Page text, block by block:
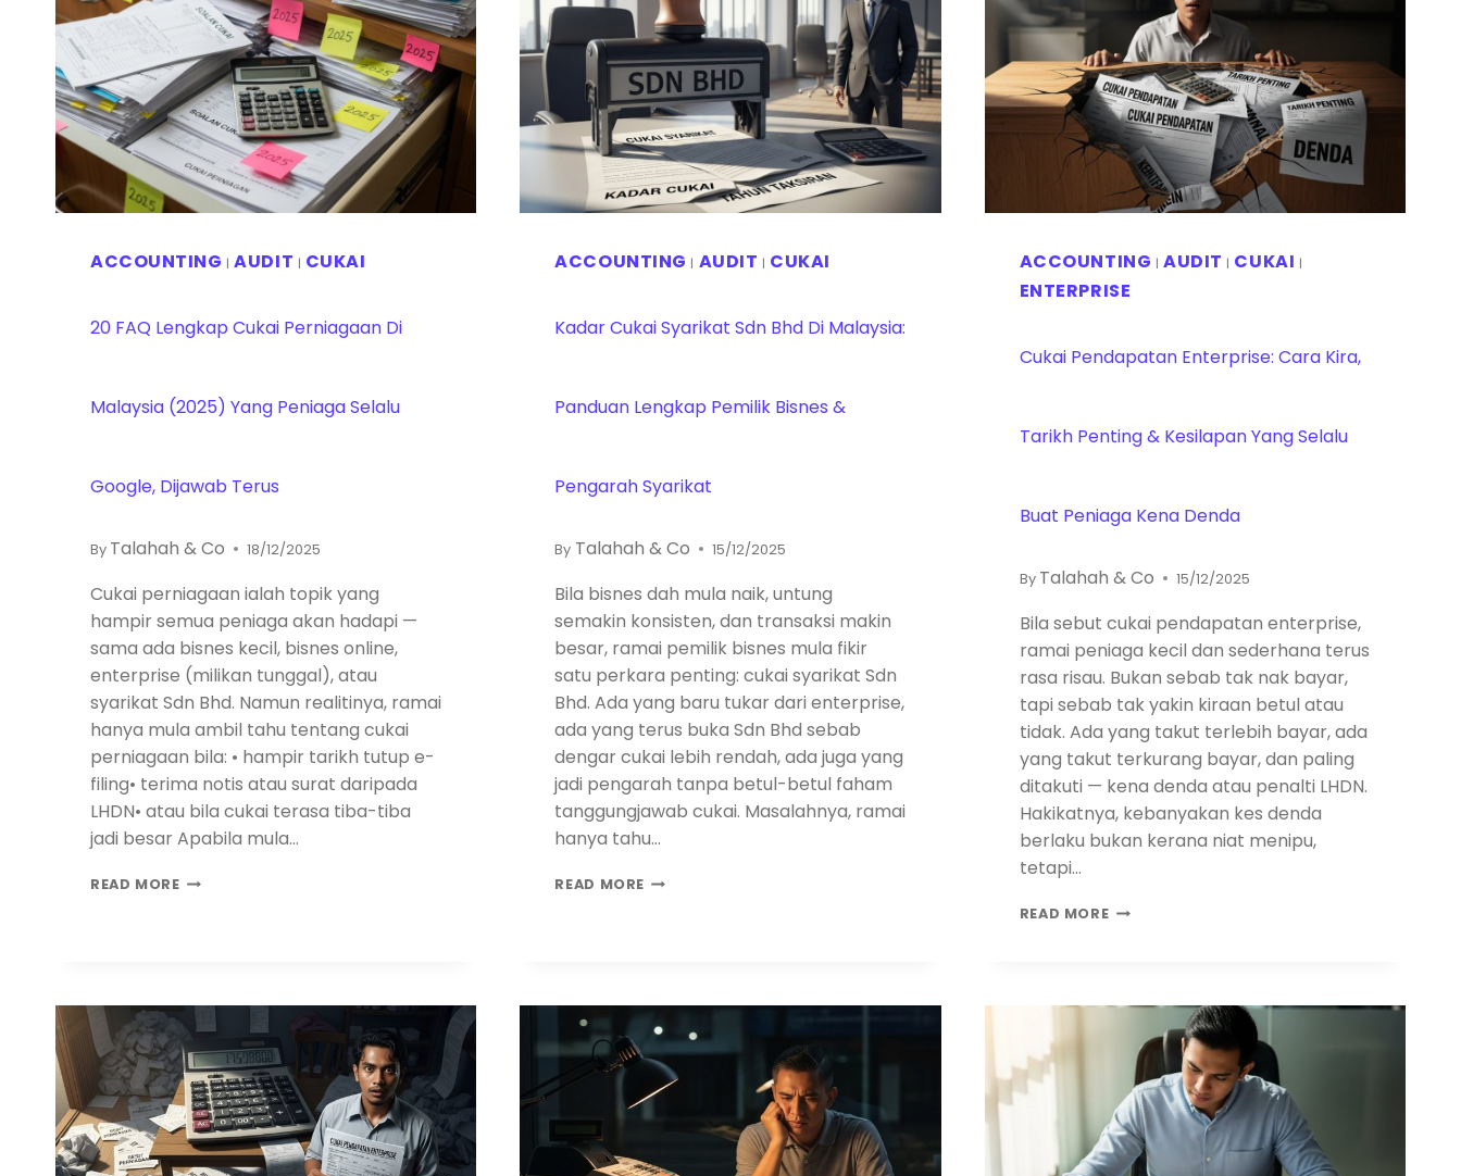
ACCOUNTING |AUDIT | CUKAI
20 FAQ Lengkap Cukai Perniagaan Di
Malaysia (2025) Yang Peniaga Selalu
Google, Dijawab Terus
By Talahah & Co 18/12/2025
Cukai perniagaan ialah topik yang
hampir semua peniaga akan hadapi —
sama ada bisnes kecil, bisnes online,
enterprise (milikan tunggal), atau
syarikat Sdn Bhd. Namun realitinya, ramai
hanya mula ambil tahu tentang cukai
perniagaan bila: • hampir tarikh tutup e-
filing• terima notis atau surat daripada
LHDN• atau bila cukai terasa tiba-tiba
jadi besar Apabila mula…
READ MORE
ACCOUNTING | AUDIT | CUKAI
Kadar Cukai Syarikat Sdn Bhd Di Malaysia:
Panduan Lengkap Pemilik Bisnes &
Pengarah Syarikat
By Talahah & Co 15/12/2025
Bila bisnes dah mula naik, untung
semakin konsisten, dan transaksi makin
besar, ramai pemilik bisnes mula fikir
satu perkara penting: cukai syarikat Sdn
Bhd. Ada yang baru tukar dari enterprise,
ada yang terus buka Sdn Bhd sebab
dengar cukai lebih rendah, ada juga yang
jadi pengarah tanpa betul-betul faham
tanggungjawab cukai. Masalahnya, ramai
hanya tahu…
READ MORE
ACCOUNTING | AUDIT | CUKAI |
ENTERPRISE
Cukai Pendapatan Enterprise: Cara Kira,
Tarikh Penting & Kesilapan Yang Selalu
Buat Peniaga Kena Denda
By Talahah & Co 15/12/2025
Bila sebut cukai pendapatan enterprise,
ramai peniaga kecil dan sederhana terus
rasa risau. Bukan sebab tak nak bayar,
tapi sebab tak yakin kiraan betul atau
tidak. Ada yang takut terlebih bayar, ada
yang takut terkurang bayar, dan paling
ditakuti — kena denda atau penalti LHDN.
Hakikatnya, kebanyakan kes denda
berlaku bukan kerana niat menipu,
tetapi…
READ MORE